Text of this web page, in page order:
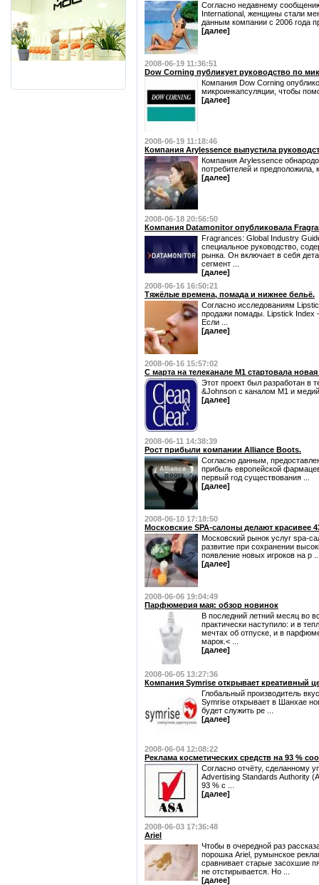
Согласно недавнему
International, женщины стали
данным компании с 2006 года
[далее]
2008-06-19 11:36:51
Dow Corning публикует руководство по
Компания Dow Corning
микроинкапсуляции, чтобы
[далее]
2008-06-19 11:18:46
Компания Arylessence выпустила
Компания Arylessence
потребителей и
[далее]
2008-06-18 20:56:50
Компания Datamonitor опубликовала
Fragrances: Global Industry
специальное руководство,
рынка. Он включает в себя
сегмент ...
[далее]
2008-06-16 16:50:21
Тяжёлые времена, помада и нижнее бельё.
Согласно исследованиям
продажи помады. Lipstick Index
Если ...
[далее]
2008-06-16 15:57:02
С марта на телеканале М1 стартовала
Этот проект был разработан в
&Johnson с каналом М1 и
[далее]
2008-06-11 14:38:39
Рост прибыли компании Alliance Boots.
Согласно данным,
прибыль европейской
первый год существования ...
[далее]
2008-06-10 17:18:50
Московские SPA-салоны делают красивее
Московский рынок услуг spa-
развитие при сохранении
появление новых игроков на р
[далее]
2008-06-06 19:04:49
Парфюмерия мая: обзор новинок
В последний летний месяц во
практически наступило: и в
мечтах об отпуске, и в
марок.< ...
[далее]
2008-06-05 13:27:36
Компания Symrise открывает креативный
Глобальный производитель
Symrise открывает в Шанхае
будет служить ре ...
[далее]
2008-06-04 12:08:22
Реклама косметических средств на 93 %
Согласно отчёту, сделанному
Advertising Standards Authority
93 % с ...
[далее]
2008-06-03 17:36:48
Ariel
Чтобы в очередной раз
порошка Ariel, румынское
сравнивает старые засохшие
не отстирывается. Но ...
[далее]